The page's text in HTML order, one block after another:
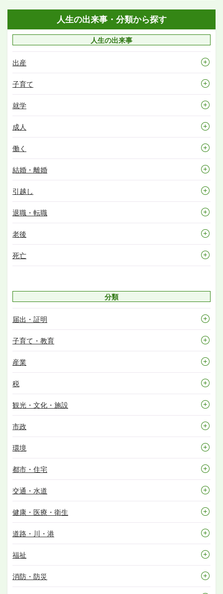
人生の出来事・分類から探す
人生の出来事
出産
子育て
就学
成人
働く
結婚・離婚
引越し
退職・転職
老後
死亡
分類
届出・証明
子育て・教育
産業
税
観光・文化・施設
市政
環境
都市・住宅
交通・水道
健康・医療・衛生
道路・川・港
福祉
消防・防災